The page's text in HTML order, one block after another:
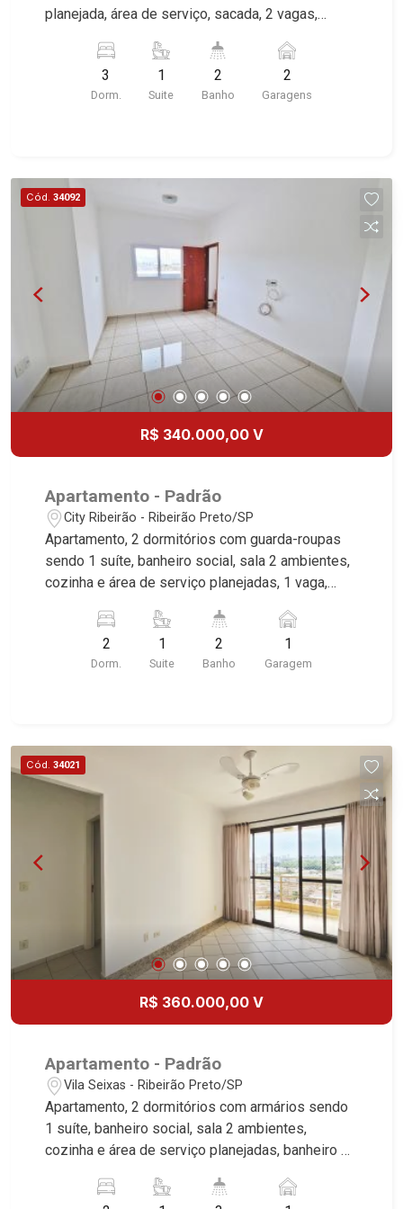
- Alto da Boa Vista | Ribeirão Preto
planejada, área de serviço, sacada, 2 vagas,
3
Dorm.
1
Suite
2
Banho
2
Garagens
Cód. 34092
R$ 340.000,00 V
Apartamento - Padrão
City Ribeirão - Ribeirão Preto/SP
Apartamento, 2 dormitórios com guarda-roupas
sendo 1 suíte, banheiro social, sala 2 ambientes,
cozinha e área de serviço planejadas, 1 vaga,
de Gasperi Consoni.
2
Dorm.
1
Suite
2
Banho
1
Garagem
Cód. 34021
R$ 360.000,00 V
Apartamento - Padrão
Vila Seixas - Ribeirão Preto/SP
Apartamento, 2 dormitórios com armários sendo
1 suíte, banheiro social, sala 2 ambientes,
cozinha e área de serviço planejadas, banheiro de
próximo a Avenida Independência.